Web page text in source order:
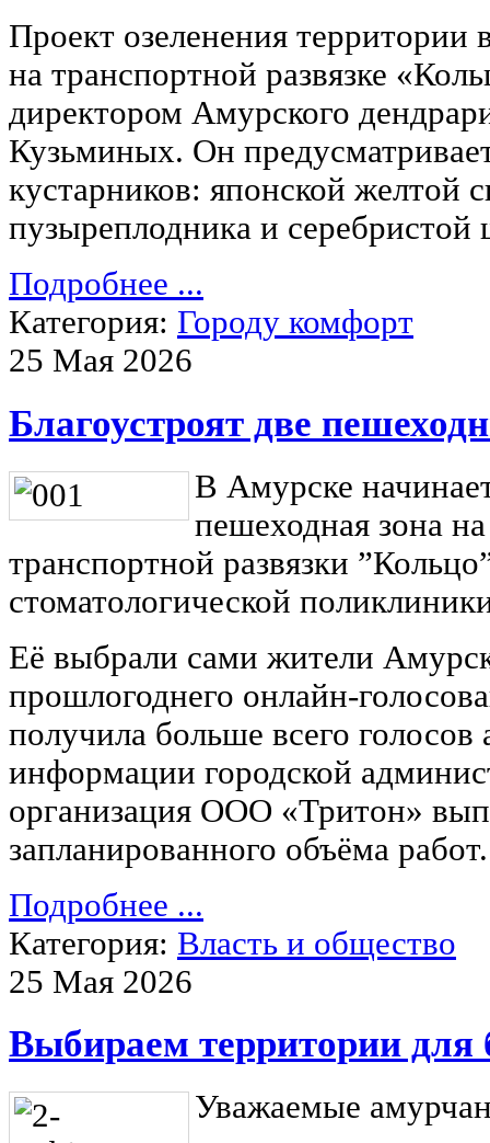
Проект озеленения
на транспортной развязке
директором Амурского
Кузьминых. Он
кустарников: японской желтой
пузыреплодника и
Подробнее ...
Категория: Городу комфорт
25 Мая 2026
Благоустроят две
В Амурске
пешеходная зона
транспортной развязки
стоматологической
Её выбрали сами жители
прошлогоднего онлайн-
получила больше всего
информации городской
организация ООО «Тритон»
запланированного объёма работ.
Подробнее ...
Категория: Власть и общество
25 Мая 2026
Выбираем территории для
Уважаемые